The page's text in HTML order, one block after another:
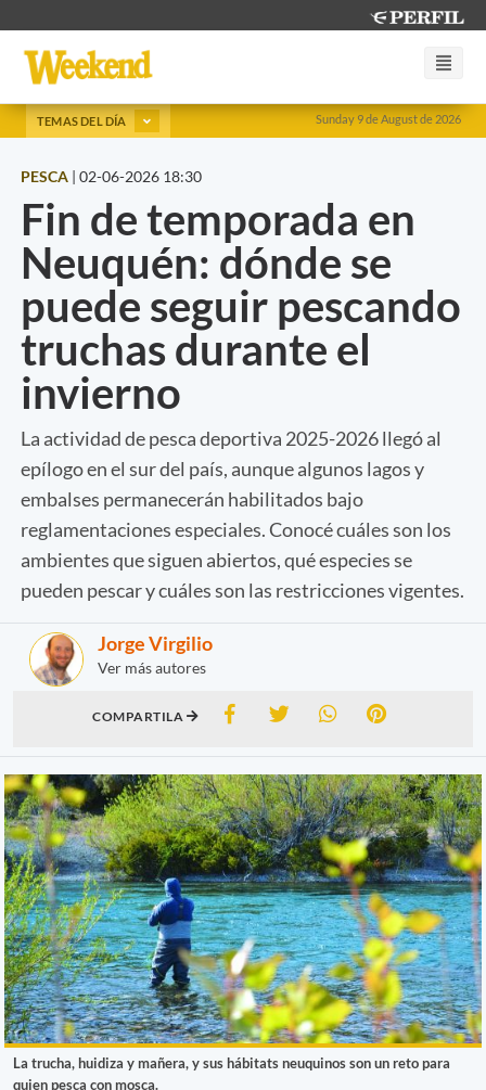
Sunday 9 de August de 2026
TEMAS DEL DÍA
PESCA | 02-06-2026 18:30
Fin de temporada en
Neuquén: dónde se
puede seguir pescando
truchas durante el
invierno
La actividad de pesca deportiva 2025-2026 llegó al
epílogo en el sur del país, aunque algunos lagos y
embalses permanecerán habilitados bajo
reglamentaciones especiales. Conocé cuáles son los
ambientes que siguen abiertos, qué especies se
pueden pescar y cuáles son las restricciones vigentes.
Jorge Virgilio
Ver más autores
COMPARTILA
La trucha, huidiza y mañera, y sus hábitats neuquinos son un reto para
quien pesca con mosca.